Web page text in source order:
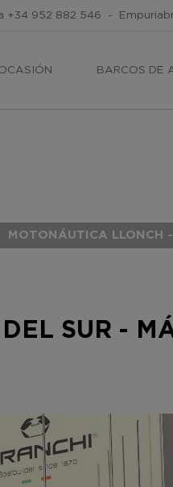
+34 952 882 546 -
BARCOS DE
MOTONÁUTICA LLONCH
SUR -